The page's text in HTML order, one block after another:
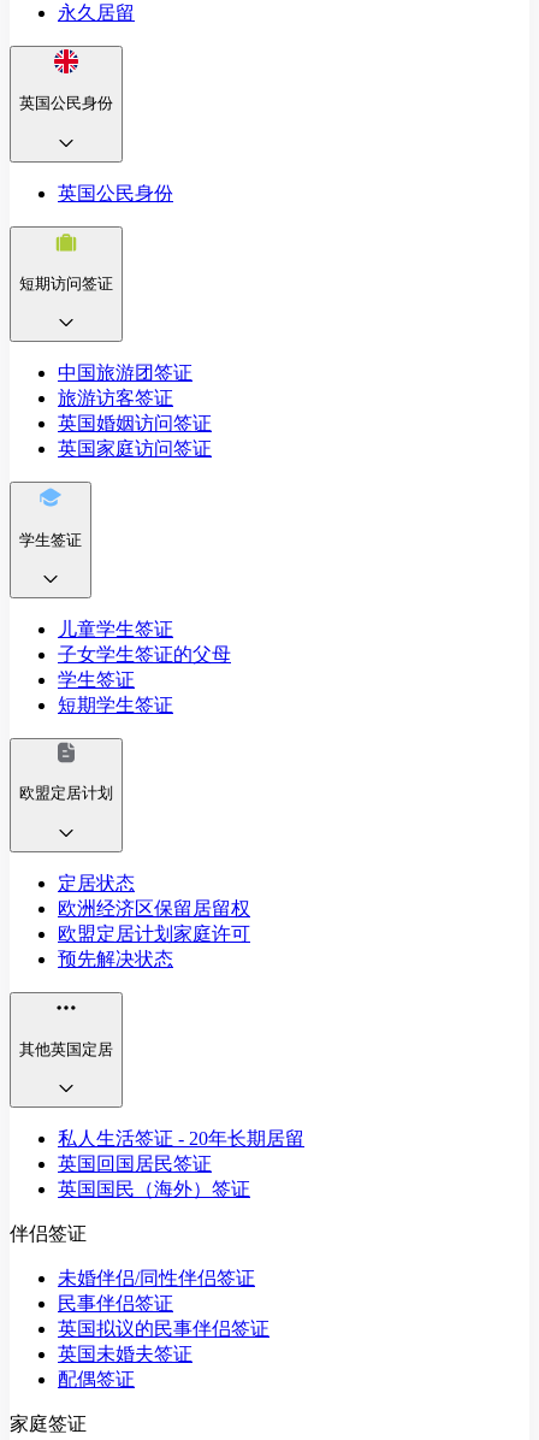
永久居留
英国公民身份
英国公民身份
短期访问签证
中国旅游团签证
旅游访客签证
英国婚姻访问签证
英国家庭访问签证
学生签证
儿童学生签证
子女学生签证的父母
学生签证
短期学生签证
欧盟定居计划
定居状态
欧洲经济区保留居留权
欧盟定居计划家庭许可
预先解决状态
其他英国定居
私人生活签证 - 20年长期居留
英国回国居民签证
英国国民（海外）签证
伴侣签证
未婚伴侣/同性伴侣签证
民事伴侣签证
英国拟议的民事伴侣签证
英国未婚夫签证
配偶签证
家庭签证